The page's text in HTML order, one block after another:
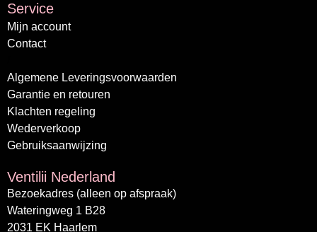
Service
Mijn account
Contact
Algemene Leveringsvoorwaarden
Garantie en retouren
Klachten regeling
Wederverkoop
Gebruiksaanwijzing
Ventilii Nederland
Bezoekadres (alleen op afspraak)
Wateringweg 1 B28
2031 EK Haarlem